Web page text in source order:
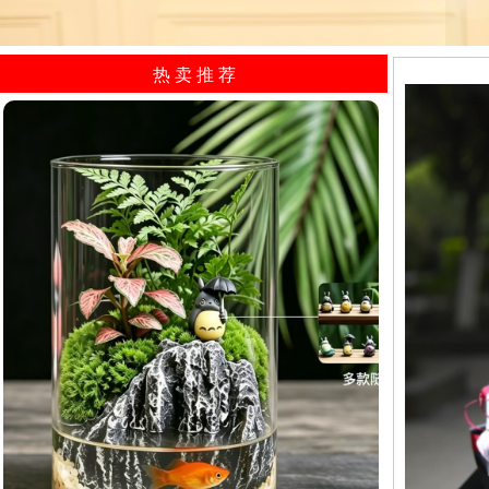
热 卖 推 荐​
山间小憩/生态植物微景观小型水...